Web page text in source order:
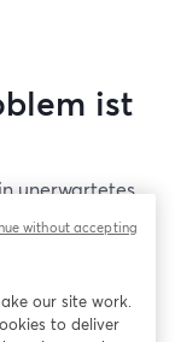
ist
unerwartetes
Sie, die Seite
our site work.
to deliver
without accepting